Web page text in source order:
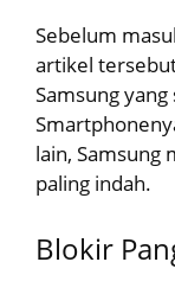
Sebelum
artikel
Samsung
lain, Samsung
paling indah.
Blokir